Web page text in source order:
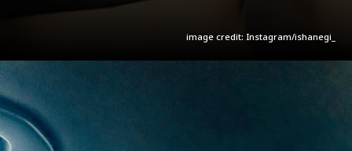
image credit: Instagram/ishanegi_